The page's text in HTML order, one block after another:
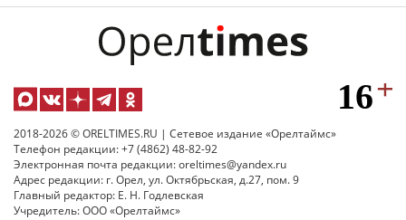
2018-2026 © ORELTIMES.RU | Сетевое издание «Орелтаймс»
Телефон редакции: +7 (4862) 48-82-92
Электронная почта редакции: oreltimes@yandex.ru
Адрес редакции: г. Орел, ул. Октябрьская, д.27, пом. 9
Главный редактор: Е. Н. Годлевская
Учредитель: ООО «Орелтаймс»